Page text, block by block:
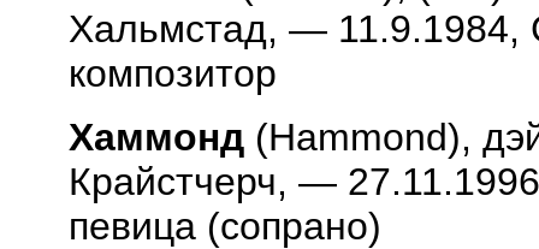
Хальмстад, — 11.9.1984,
композитор
Хаммонд (Hammond),
Крайстчерч, —
певица (сопрано)